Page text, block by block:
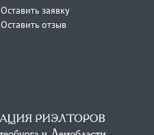
Оставить заявку
Оставить отзыв